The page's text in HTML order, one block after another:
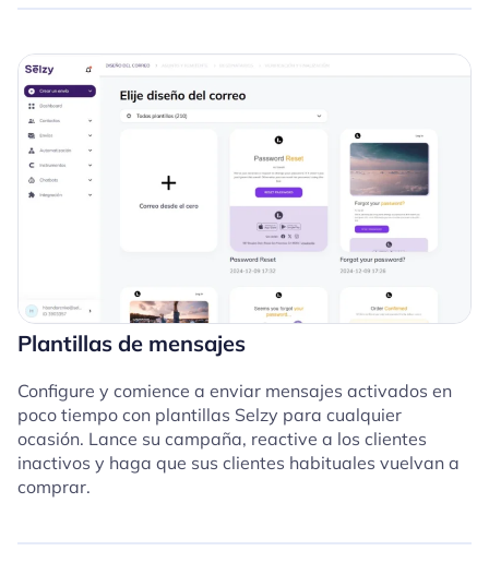
Plantillas de mensajes
Configure y comience a enviar mensajes activados en
poco tiempo con plantillas Selzy para cualquier
ocasión. Lance su campaña, reactive a los clientes
inactivos y haga que sus clientes habituales vuelvan a
comprar.